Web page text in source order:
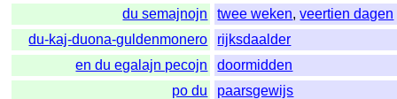
du semajnojn
twee weken,veertien dagen
du-kaj-duona-guldenmonero
rijksdaalder
en du egalajn pecojn
doormidden
po du
paarsgewijs